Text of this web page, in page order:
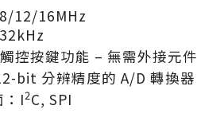
12/16MHz
控按鍵功能 – 無需外接元件
bit 分辨精度的 A/D 轉換器
：I2C, SPI